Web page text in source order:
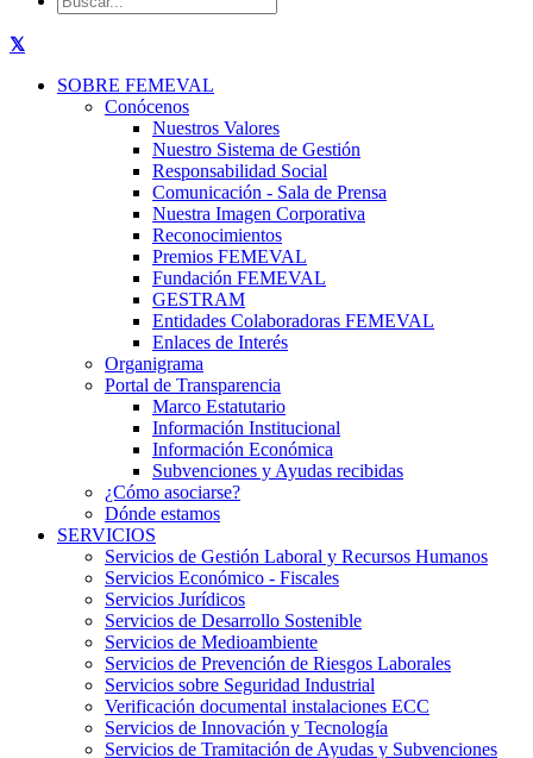
SOBRE FEMEVAL
Conócenos
Nuestros Valores
Nuestro Sistema de Gestión
Responsabilidad Social
Comunicación - Sala de Prensa
Nuestra Imagen Corporativa
Reconocimientos
Premios FEMEVAL
Fundación FEMEVAL
GESTRAM
Entidades Colaboradoras FEMEVAL
Enlaces de Interés
Organigrama
Portal de Transparencia
Marco Estatutario
Información Institucional
Información Económica
Subvenciones y Ayudas recibidas
¿Cómo asociarse?
Dónde estamos
SERVICIOS
Servicios de Gestión Laboral y Recursos Humanos
Servicios Económico - Fiscales
Servicios Jurídicos
Servicios de Desarrollo Sostenible
Servicios de Medioambiente
Servicios de Prevención de Riesgos Laborales
Servicios sobre Seguridad Industrial
Verificación documental instalaciones ECC
Servicios de Innovación y Tecnología
Servicios de Tramitación de Ayudas y Subvenciones